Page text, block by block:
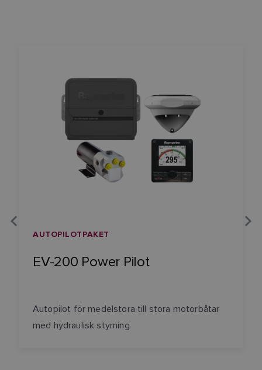
AUTOPILOTPAKET
EV-200 Power Pilot
Autopilot för medelstora till stora motorbåtar
med hydraulisk styrning